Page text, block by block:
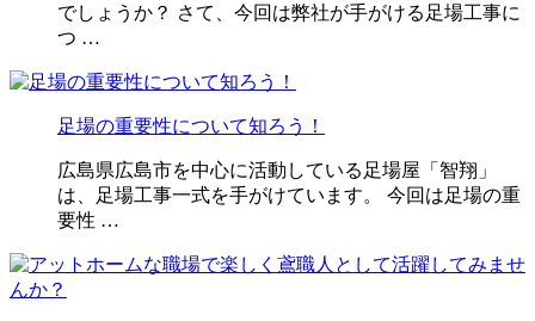
でしょうか？ さて、今回は弊社が手がける足場工事に
つ …
足場の重要性について知ろう！
広島県広島市を中心に活動している足場屋「智翔」
は、足場工事一式を手がけています。 今回は足場の重
要性 …